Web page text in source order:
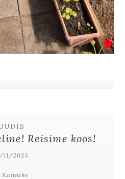
Reisime koos!
11/2023
Kannike